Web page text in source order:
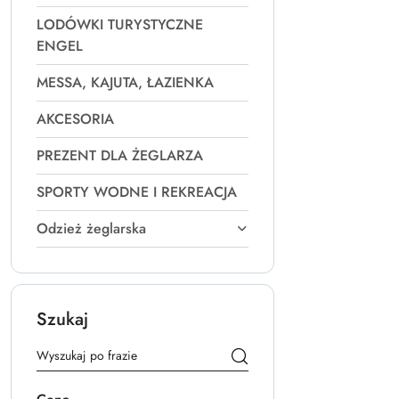
LODÓWKI TURYSTYCZNE
ENGEL
MESSA, KAJUTA, ŁAZIENKA
AKCESORIA
PREZENT DLA ŻEGLARZA
SPORTY WODNE I REKREACJA
Odzież żeglarska
Szukaj